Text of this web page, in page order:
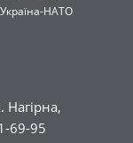
Україна-НАТО
Нагірна,
69-95